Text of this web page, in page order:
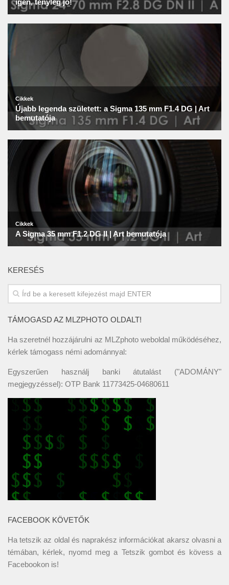
KERESÉS
TÁMOGASD AZ MLZPHOTO OLDALT!
Ha szeretnél hozzájárulni az MLZphoto weboldal működéséhez,
kérlek támogass némi adománnyal:
Egyszerűen használj banki átutalást ("ADOMÁNY"
megjegyzéssel): OTP Bank 11773425-04680611
FACEBOOK KÖVETŐK
Ha tetszik az oldal és naprakész információkat akarsz olvasni a
témában, kérlek, nyomd meg a Tetszik gombot és kövess a
Facebookon is!